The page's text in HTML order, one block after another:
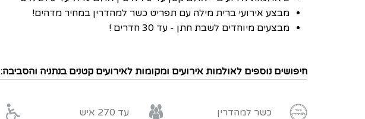
מבצע אירועי ברית מילה עם תפריט כשר למהדרין במחיר מדהים!
מבצעים מיוחדים לשבת חתן - עד 30 חדרים !
חיפושים נוספים לאולמות אירועים ומקומות לאירועים קטנים בנתניה והסביבה:
כשר למהדרין עד 270 איש